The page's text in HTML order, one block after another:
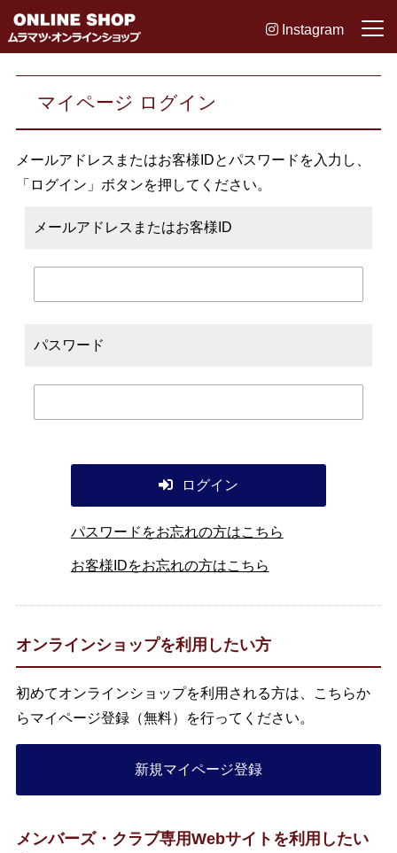
Instagram
マイページ ログイン
メールアドレスまたはお客様IDとパスワードを入力し、
「ログイン」ボタンを押してください。
メールアドレスまたはお客様ID
パスワード
ログイン
パスワードをお忘れの方はこちら
お客様IDをお忘れの方はこちら
オンラインショップを利用したい方
初めてオンラインショップを利用される方は、こちらか
らマイページ登録（無料）を行ってください。
新規マイページ登録
メンバーズ・クラブ専用Webサイトを利用したい